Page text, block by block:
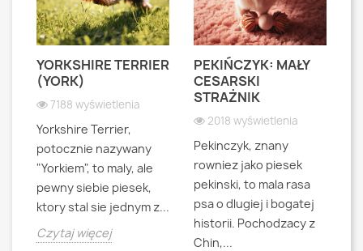
YORKSHIRE TERRIER
(YORK)
7188 wyświetlenia
Yorkshire Terrier,
potocznie nazywany
"Yorkiem", to maly, ale
pewny siebie piesek,
ktory stal sie jednym z...
Czytaj więcej
PEKIŃCZYK: MAŁY
CESARSKI
STRAŻNIK
2018 wyświetlenia
Pekinczyk, znany
rowniez jako piesek
pekinski, to mala rasa
psa o dlugiej i bogatej
historii. Pochodzacy z
Chin,...